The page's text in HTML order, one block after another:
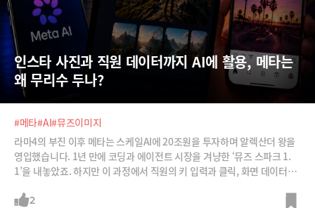
인스타 사진과 직원 데이터까지 AI에 활용, 메타는
왜 무리수 두나?
#메타#AI#뮤즈이미지
라마4의 부진 이후 메타는 스케일AI에 20조원을 투자하며 알렉산더 왕을
영입했습니다. 1년 만에 코딩과 에이전트 시장을 겨냥한 ‘뮤즈 스파크 1.
1’을 내놓았죠. 하지만 이 과정에서 직원의 키 입력과 클릭, 화면 데이터를
기능을 선보이면서 엄청난 비판에 직면했습니다. 메타가 AI 추격의 속도를
2